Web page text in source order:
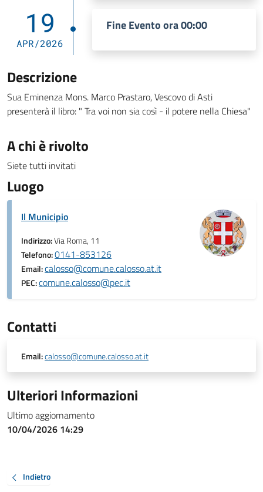
19
APR/2026
Fine Evento ora 00:00
Descrizione
Sua Eminenza Mons. Marco Prastaro, Vescovo di Asti
presenterà il libro: " Tra voi non sia così - il potere nella Chiesa"
A chi è rivolto
Siete tutti invitati
Luogo
Il Municipio
Indirizzo:Via Roma, 11
Telefono:0141-853126
Email:calosso@comune.calosso.at.it
PEC:comune.calosso@pec.it
Contatti
Email:calosso@comune.calosso.at.it
Ulteriori Informazioni
Ultimo aggiornamento
10/04/2026 14:29
Indietro